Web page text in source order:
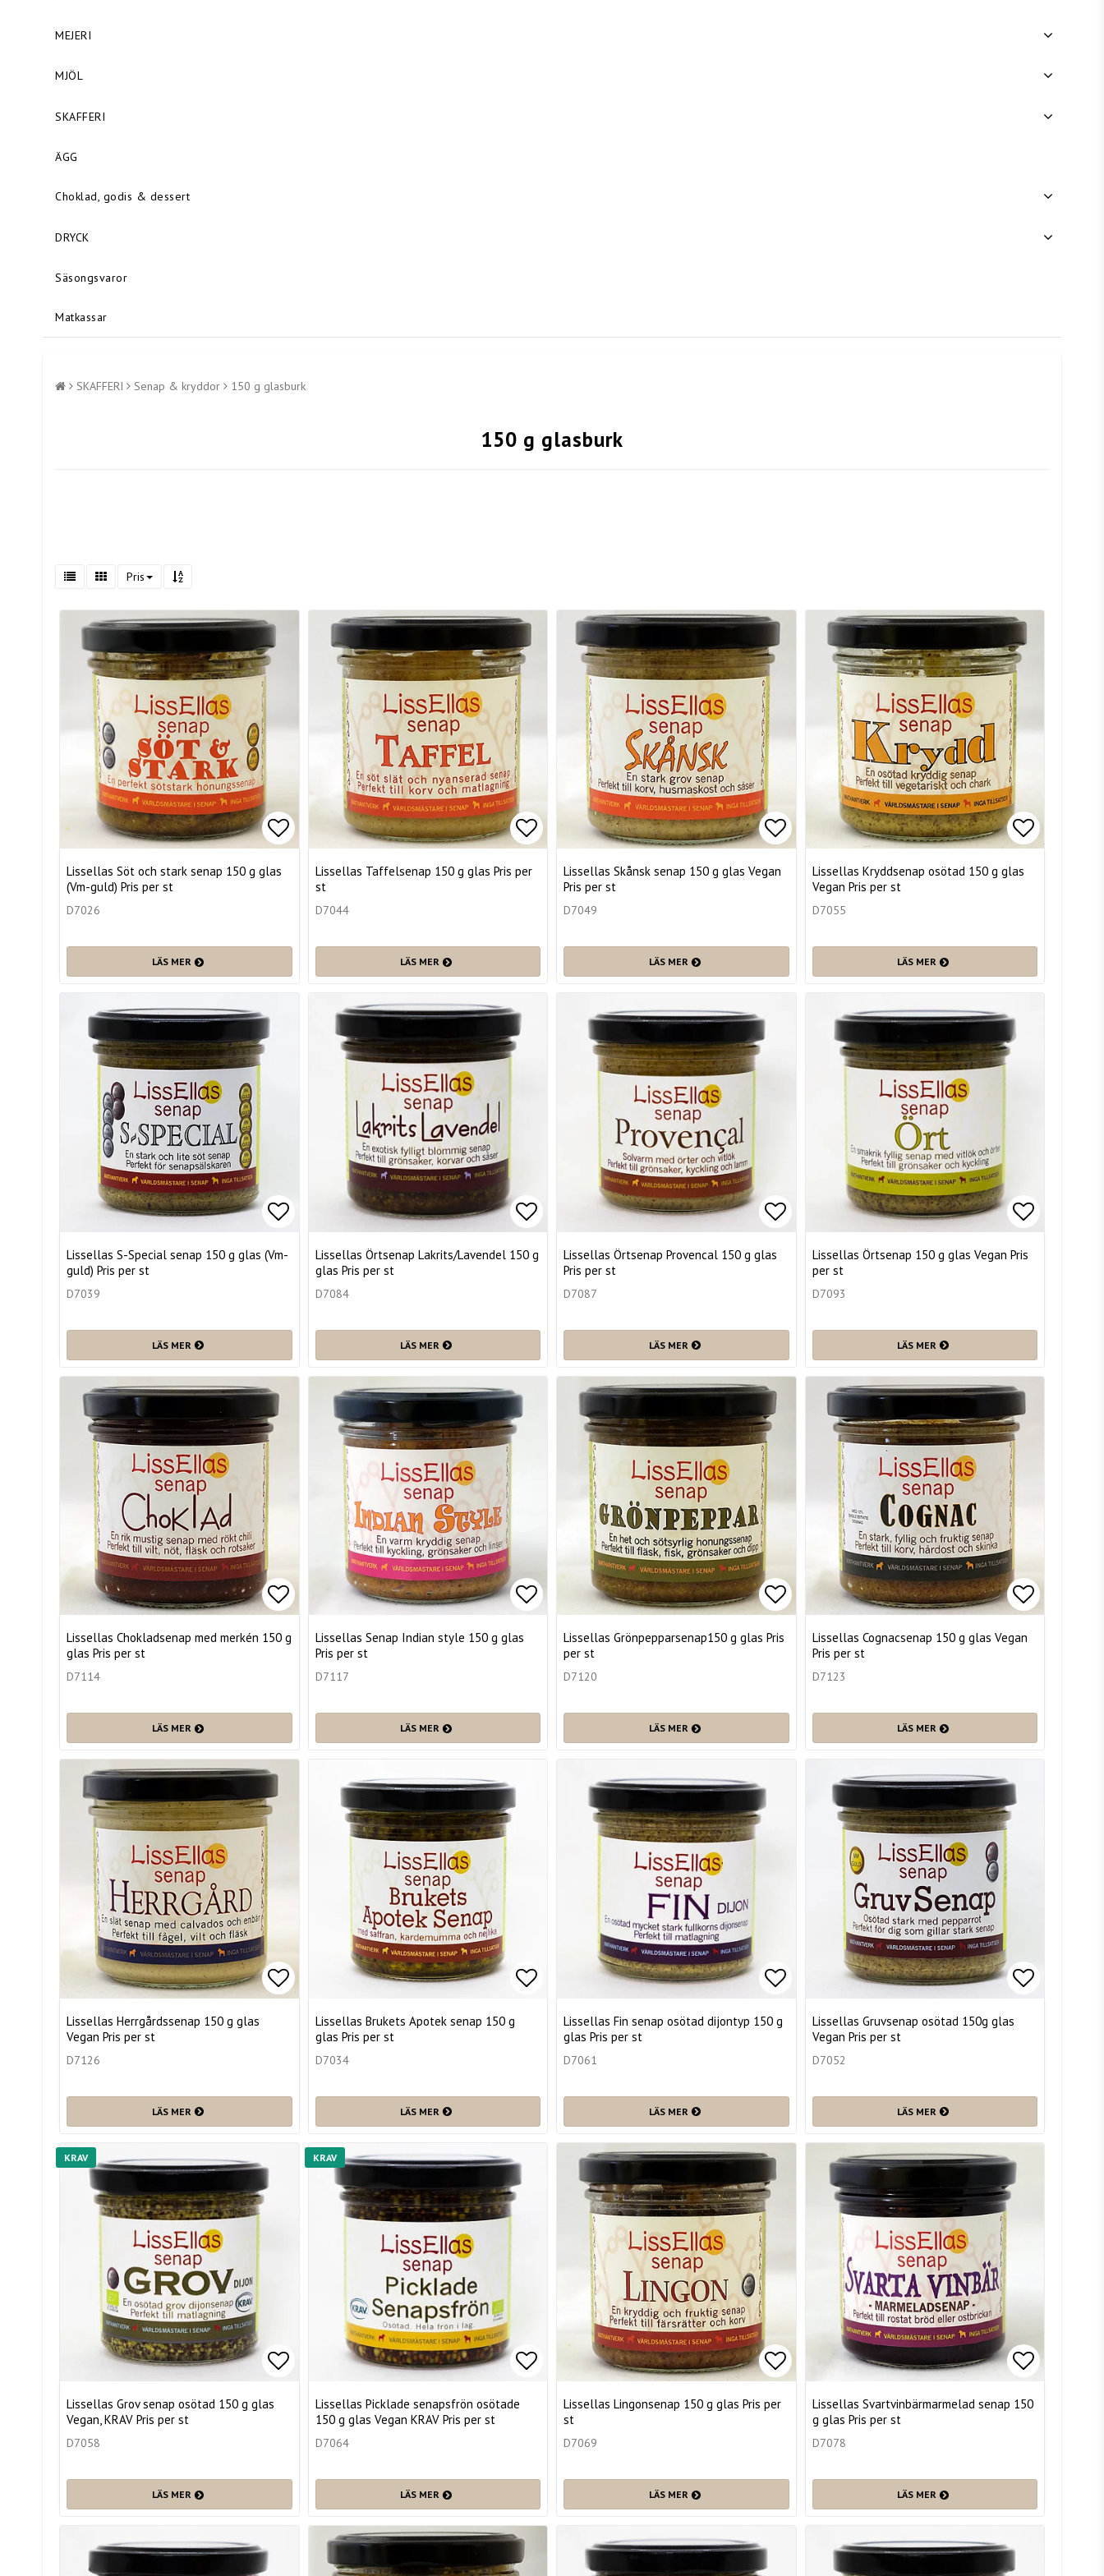
MEJERI
MJÖL
SKAFFERI
ÄGG
Choklad, godis & dessert
DRYCK
Säsongsvaror
Matkassar
SKAFFERI Senap & kryddor 150 g glasburk
150 g glasburk
Pris
Lägg till i favoritlistan
Lissellas Söt och stark senap 150 g glas
(Vm-guld) Pris per st
D7026
LÄS MER
Lägg till i favoritlistan
Lissellas Taffelsenap 150 g glas Pris per
st
D7044
LÄS MER
Lägg till i favoritlistan
Lissellas Skånsk senap 150 g glas Vegan
Pris per st
D7049
LÄS MER
Lägg till
Lissellas Kryddsenap osötad 150 g glas
Vegan Pris per st
D7055
LÄS MER
Lägg till i favoritlistan
Lissellas S-Special senap 150 g glas (Vm-
guld) Pris per st
D7039
LÄS MER
Lägg till i favoritlistan
Lissellas Örtsenap Lakrits/Lavendel 150 g
glas Pris per st
D7084
LÄS MER
Lägg till i favoritlistan
Lissellas Örtsenap Provencal 150 g glas
Pris per st
D7087
LÄS MER
Lägg till
Lissellas Örtsenap 150 g glas Vegan Pris
per st
D7093
LÄS MER
Lägg till i favoritlistan
Lissellas Chokladsenap med merkén 150 g
glas Pris per st
D7114
LÄS MER
Lägg till i favoritlistan
Lissellas Senap Indian style 150 g glas
Pris per st
D7117
LÄS MER
Lägg till i favoritlistan
Lissellas Grönpepparsenap150 g glas Pris
per st
D7120
LÄS MER
Lägg till
Lissellas Cognacsenap 150 g glas Vegan
Pris per st
D7123
LÄS MER
Lägg till i favoritlistan
Lissellas Herrgårdssenap 150 g glas
Vegan Pris per st
D7126
LÄS MER
Lägg till i favoritlistan
Lissellas Brukets Apotek senap 150 g
glas Pris per st
D7034
LÄS MER
Lägg till i favoritlistan
Lissellas Fin senap osötad dijontyp 150 g
glas Pris per st
D7061
LÄS MER
Lissellas Gruvsenap osötad 150g glas
Vegan Pris per st
D7052
LÄS MER
Lissellas Grov senap osötad 150 g glas
Vegan, KRAV Pris per st
D7058
KRAV
LÄS MER
Lägg till i favoritlistan
Lissellas Picklade senapsfrön osötade
150 g glas Vegan KRAV Pris per st
D7064
KRAV
LÄS MER
Lägg till i favoritlistan
Lissellas Lingonsenap 150 g glas Pris per
st
D7069
LÄS MER
Lissellas Svartvinbärmarmelad senap 150
g glas Pris per st
D7078
LÄS MER